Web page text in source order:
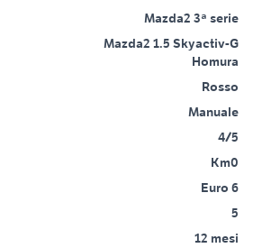
Mazda2 3ª serie
Mazda2 1.5 Skyactiv-G
Homura
Rosso
Manuale
4/5
Km0
Euro 6
5
12 mesi